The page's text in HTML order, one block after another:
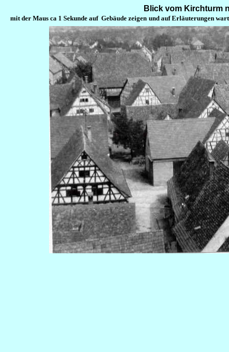
Blick vom Kirchturm
mit der Maus ca 1 Sekunde auf Gebäude zeigen und auf Erläuterungen